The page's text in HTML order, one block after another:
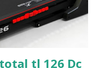
tl 126 Dc